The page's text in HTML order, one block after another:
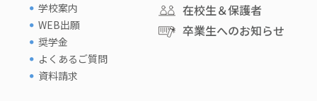
学校案内
WEB出願
奨学金
よくあるご質問
資料請求
在校生＆保護者
卒業生へのお知らせ